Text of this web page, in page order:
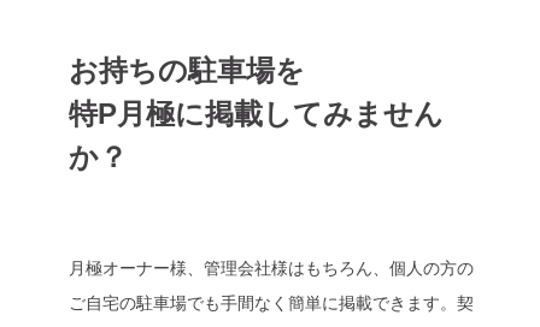
お持ちの駐車場を
特P月極に掲載してみません
か？
月極オーナー様、管理会社様はもちろん、個人の方の
ご自宅の駐車場でも手間なく簡単に掲載できます。契